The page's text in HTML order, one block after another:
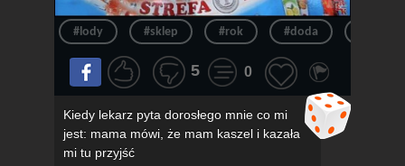
#lody #sklep #rok #doda
5 0
Kiedy lekarz pyta dorosłego mnie co mi
jest: mama mówi, że mam kaszel i kazała
mi tu przyjść